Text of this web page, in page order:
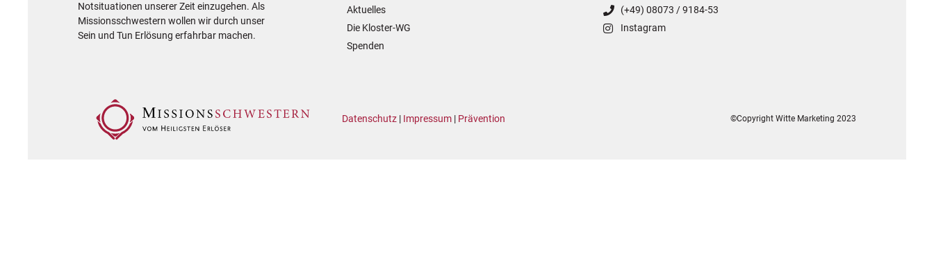
Notsituationen unserer Zeit einzugehen. Als
Missionsschwestern wollen wir durch unser
Sein und Tun Erlösung erfahrbar machen.
Aktuelles
Die Kloster-WG
Spenden
(+49) 08073 / 9184-53
Instagram
Datenschutz| Impressum| Prävention ©Copyright Witte Marketing 2023